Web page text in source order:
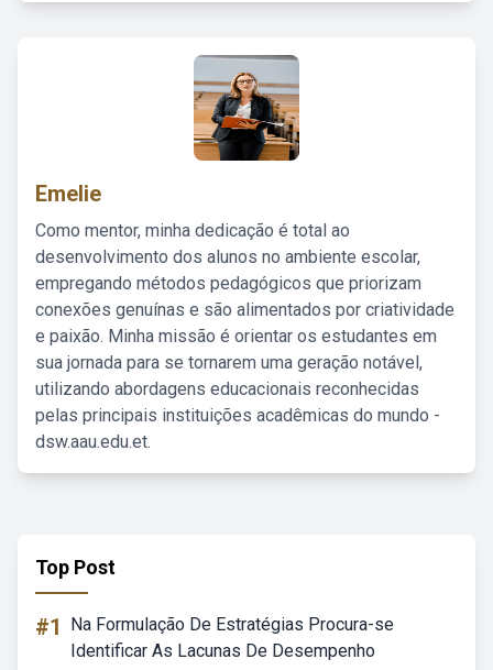
Emelie
Como mentor, minha dedicação é total ao
desenvolvimento dos alunos no ambiente escolar,
empregando métodos pedagógicos que priorizam
conexões genuínas e são alimentados por criatividade
e paixão. Minha missão é orientar os estudantes em
sua jornada para se tornarem uma geração notável,
utilizando abordagens educacionais reconhecidas
pelas principais instituições acadêmicas do mundo -
dsw.aau.edu.et.
Top Post
#1
Na Formulação De Estratégias Procura-se
Identificar As Lacunas De Desempenho